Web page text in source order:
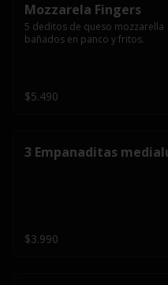
Mozzarela Fingers
5 deditos de queso mozzarella
bañados en panco y fritos.
$5.490
3 Empanaditas
$3.990